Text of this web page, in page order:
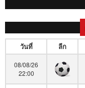
วันที่ ลีก
08/08/26
22:00